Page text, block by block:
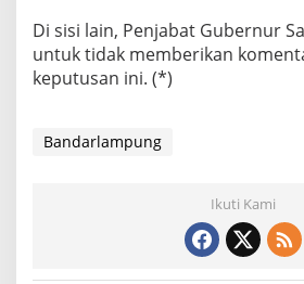
Di sisi lain, Penjabat Gubernur
untuk tidak memberikan
keputusan ini. (*)
Bandarlampung
Ikuti Kami